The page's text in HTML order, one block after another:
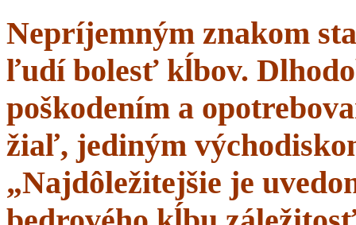
Nepríjemným znakom
ľudí bolesť kĺbov.
poškodením a
žiaľ, jediným
„Najdôležitejšie je